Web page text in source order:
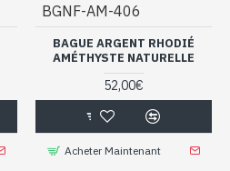
BGNF-AM-406
BAGUE ARGENT RHODIÉ
AMÉTHYSTE NATURELLE
52,00€
Acheter Maintenant